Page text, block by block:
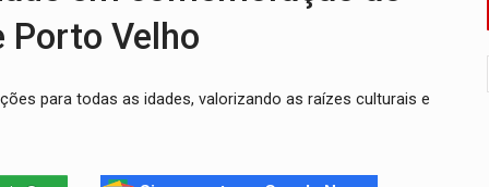
Porto Velho
para todas as idades, valorizando as raízes culturais e